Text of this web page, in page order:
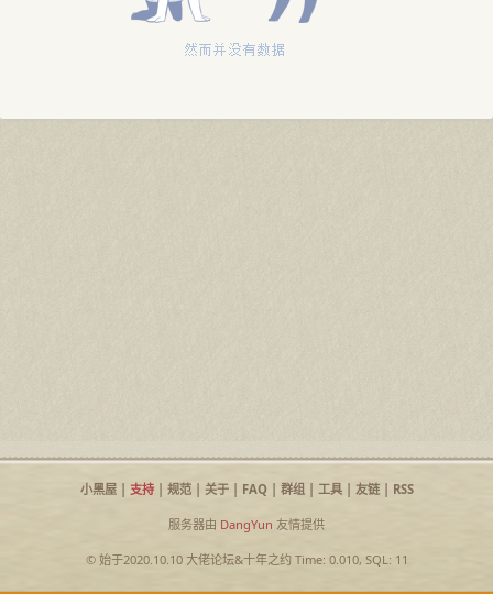
小黑屋| 支持| 规范| 关于| FAQ| 群组| 工具| 友链| RSS
服务器由 DangYun 友情提供
© 始于2020.10.10 大佬论坛&十年之约Time: 0.010, SQL: 11